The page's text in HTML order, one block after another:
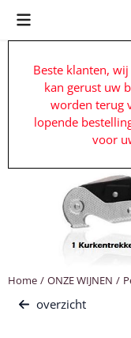
Cookievoorkeuren zijn
Beste klanten,
kan gerust uw
worden terug
lopende
voor
Home / ONZE WIJNEN /
overzicht